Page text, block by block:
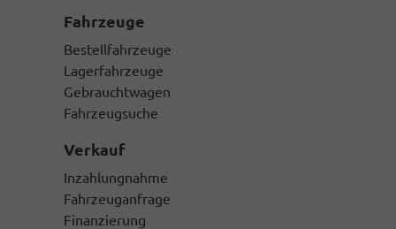
Fahrzeuge
Bestellfahrzeuge
Lagerfahrzeuge
Gebrauchtwagen
Fahrzeugsuche
Verkauf
Inzahlungnahme
Fahrzeuganfrage
Finanzierung